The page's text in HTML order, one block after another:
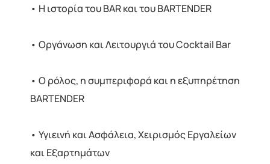
• Η ιστορία του BAR και του ΒARTENDER
• Οργάνωση και Λειτουργιά του Cocktail Bar
• Ο ρόλος, η συμπεριφορά και η εξυπηρέτηση
BARTENDER
• Υγιεινή και Ασφάλεια, Χειρισμός Εργαλείων
και Εξαρτημάτων